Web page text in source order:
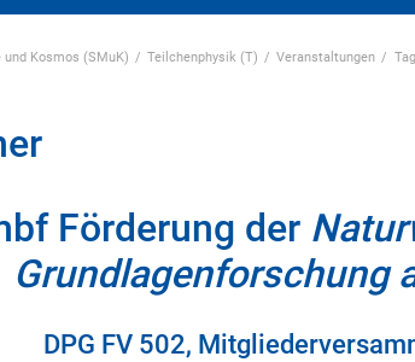
Kosmos (SMuK) Teilchenphysik (T) Veranstaltungen
Förderung der
Grundlagenforschung
DPG FV 502,